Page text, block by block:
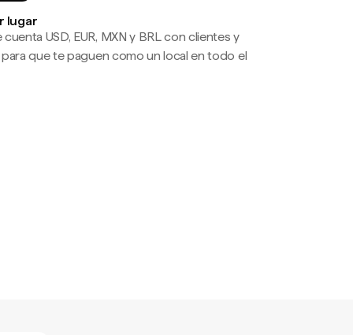
lugar
USD, EUR, MXN y BRL con clientes y
que te paguen como un local en todo el